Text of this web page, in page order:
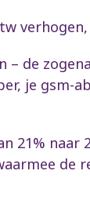
– de
je gsm-
21% naar
de